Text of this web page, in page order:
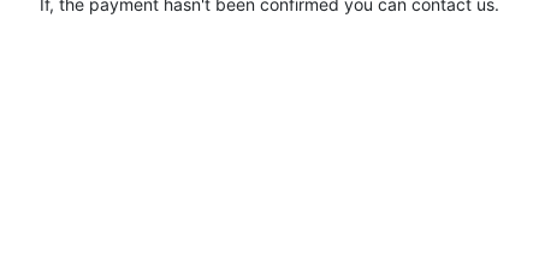
If, the payment hasn't been confirmed you can contact us.